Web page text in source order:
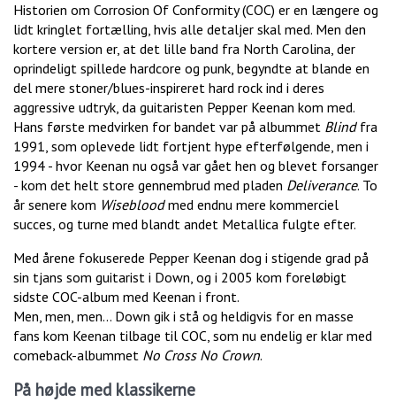
Historien om Corrosion Of Conformity (COC) er en længere og
lidt kringlet fortælling, hvis alle detaljer skal med. Men den
kortere version er, at det lille band fra North Carolina, der
oprindeligt spillede hardcore og punk, begyndte at blande en
del mere stoner/blues-inspireret hard rock ind i deres
aggressive udtryk, da guitaristen Pepper Keenan kom med.
Hans første medvirken for bandet var på albummet Blindfra
1991, som oplevede lidt fortjent hype efterfølgende, men i
1994 - hvor Keenan nu også var gået hen og blevet forsanger
- kom det helt store gennembrud med pladen Deliverance. To
år senere kom Wisebloodmed endnu mere kommerciel
succes, og turne med blandt andet Metallica fulgte efter.
Med årene fokuserede Pepper Keenan dog i stigende grad på
sin tjans som guitarist i Down, og i 2005 kom foreløbigt
sidste COC-album med Keenan i front.
Men, men, men... Down gik i stå og heldigvis for en masse
fans kom Keenan tilbage til COC, som nu endelig er klar med
comeback-albummet No Cross No Crown.
På højde med klassikerne